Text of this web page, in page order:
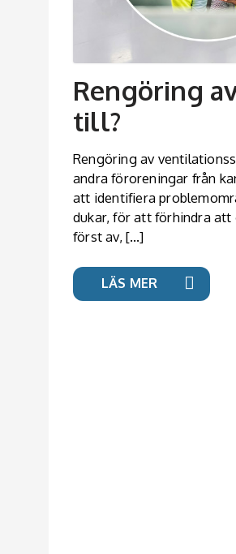
Rengöring
till?
Rengöring av
andra föroreningar från
att identifiera
dukar, för att förhindra att
först av, […]
LÄS MER